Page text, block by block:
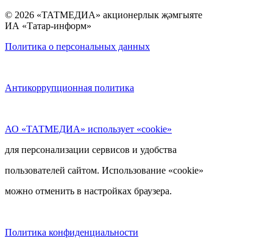
© 2026 «ТАТМЕДИА» акционерлык җәмгыяте
ИА «Татар-информ»
Политика о персональных данных
Антикоррупционная политика
АО «ТАТМЕДИА» использует «cookie»
для персонализации сервисов и удобства
пользователей сайтом. Использование «cookie»
можно отменить в настройках браузера.
Политика конфиденциальности